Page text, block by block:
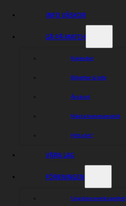
INFO VÄSKOR
GÅ PÅ MATCH
Kalender
Biljetter & Info
Årskort
Nästa hemmamatch
Hitta hit!
VÅRA LAG
FÖRENINGEN
Ungdomsverksamhet